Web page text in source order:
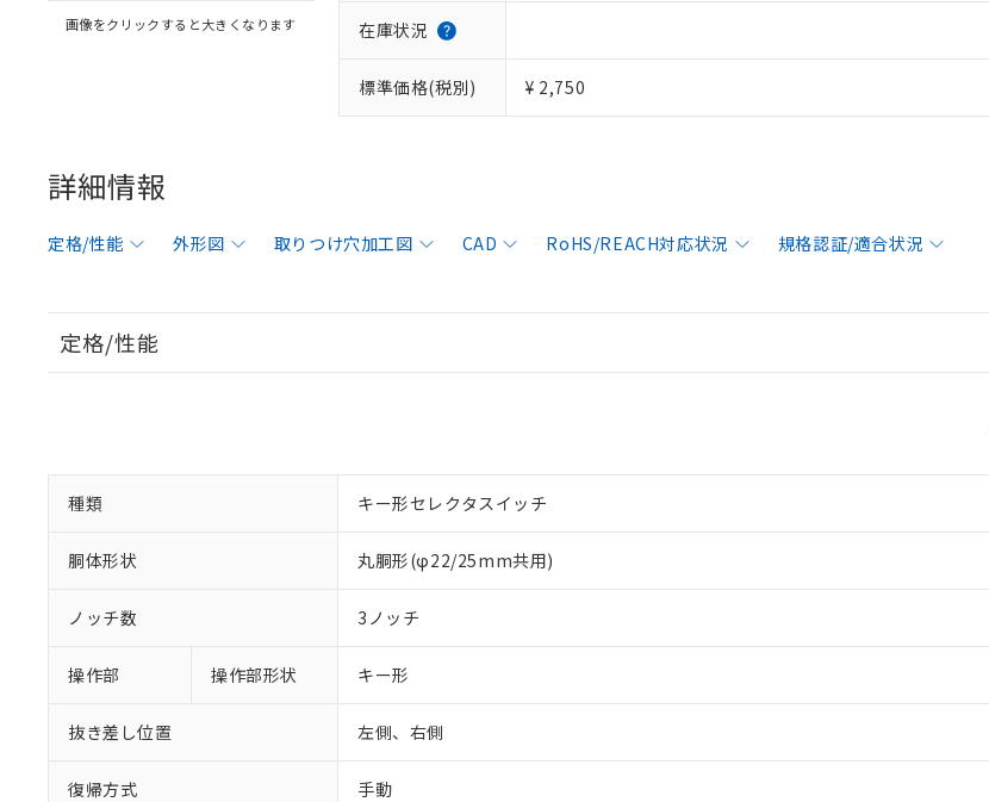
画像をクリックすると大きくなります 在庫状況
標準価格(税別) ¥ 2,750
詳細情報
定格/性能 外形図 取りつけ穴加工図 CAD RoHS/REACH対応状況 規格認証/適合状況
定格/性能
種類 キー形セレクタスイッチ
胴体形状 丸胴形(φ22/25mm共用)
ノッチ数 3ノッチ
操作部 操作部形状 キー形
抜き差し位置 左側、右側
復帰方式 手動